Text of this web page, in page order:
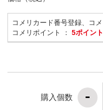
コメリカード番号登録、コ
コメリポイント ： 5ポイン
購入個数